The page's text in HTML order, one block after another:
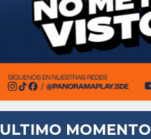
ULTIMO MOMENTO